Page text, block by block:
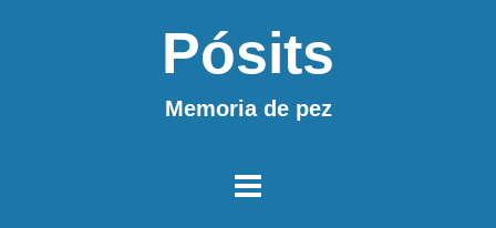
Pósits
Memoria de pez